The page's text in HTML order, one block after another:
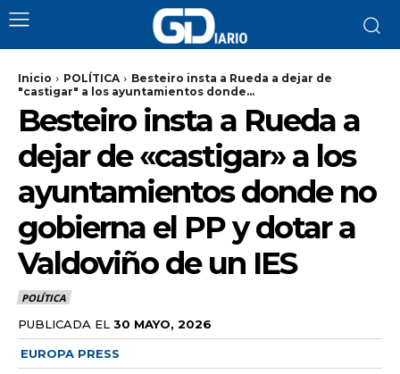
Inicio POLÍTICA
Besteiro insta a Rueda a dejar de
"castigar" a los ayuntamientos donde...
Besteiro insta a Rueda a
dejar de «castigar» a los
ayuntamientos donde no
gobierna el PP y dotar a
Valdoviño de un IES
POLÍTICA
PUBLICADA EL 30 MAYO, 2026
EUROPA PRESS